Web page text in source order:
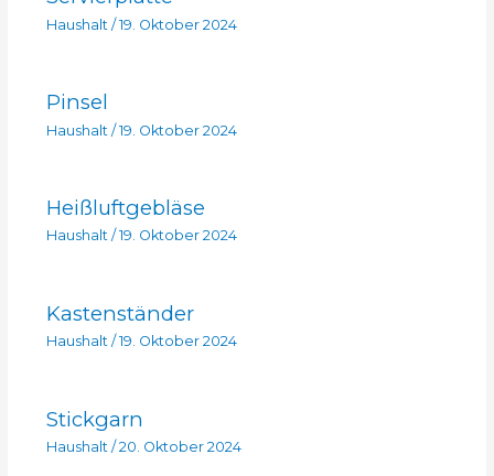
Haushalt / 19. Oktober 2024
Pinsel
Haushalt /19. Oktober 2024
Heißluftgebläse
Haushalt/ 19. Oktober 2024
Kastenständer
Haushalt/ 19. Oktober 2024
Stickgarn
Haushalt/ 20. Oktober 2024